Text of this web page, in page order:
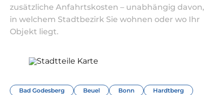
zusätzliche Anfahrtskosten – unabhängig davon,
in welchem Stadtbezirk Sie wohnen oder wo Ihr
Objekt liegt.
Bad Godesberg Beuel Bonn Hardtberg